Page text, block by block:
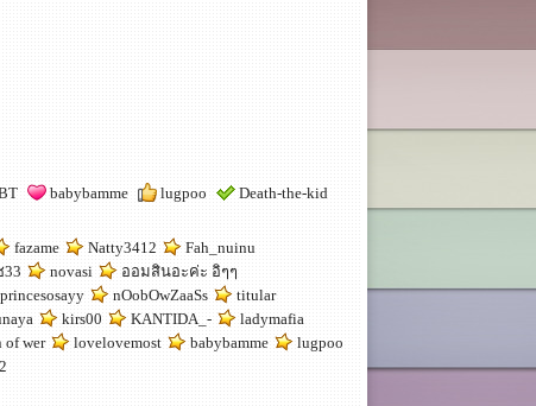
babybamme lugpoo
Death-the-kid
fazame Natty3412
Fah_nuinu
33 novasi
ออมสินอะค่ะ อิๆๆ
princesosayy nOobOwZaaSs
titular
kirs00 KANTIDA_-
ladymafia
of wer lovelovemost babybamme
lugpoo